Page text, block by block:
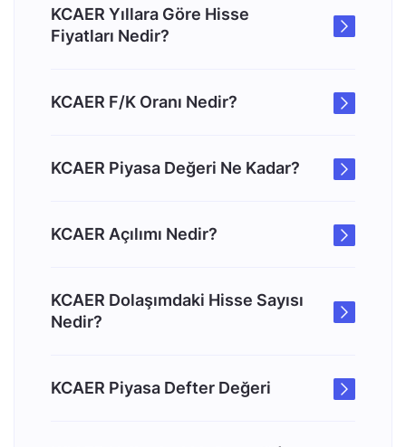
KCAER Yıllara Göre Hisse
Fiyatları Nedir?
KCAER F/K Oranı Nedir?
KCAER Piyasa Değeri Ne Kadar?
KCAER Açılımı Nedir?
KCAER Dolaşımdaki Hisse Sayısı
Nedir?
KCAER Piyasa Defter Değeri